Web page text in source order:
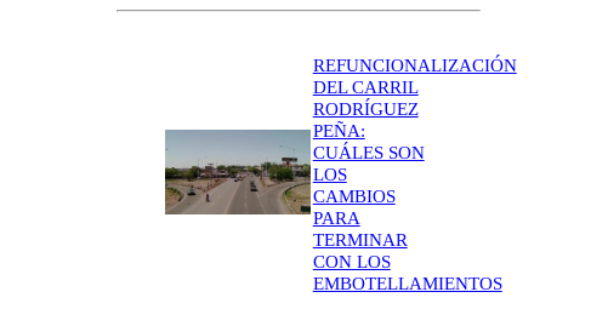
REFUNCIONALIZACIÓN
DEL CARRIL
RODRÍGUEZ
PEÑA:
CUÁLES SON
LOS
CAMBIOS
PARA
TERMINAR
CON LOS
EMBOTELLAMIENTOS